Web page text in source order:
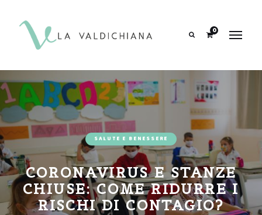
0
SALUTE E BENESSERE
CORONAVIRUS E STANZE
CHIUSE: COME RIDURRE I
RISCHI DI CONTAGIO?